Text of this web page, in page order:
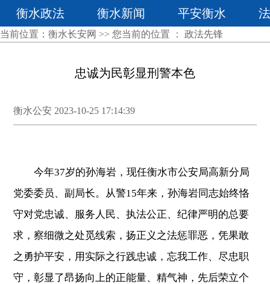
衡水政法 衡水新闻 平安衡水
当前位置： 衡水长安网 >> 您当前的位置 ： 政法先锋
忠诚为民彰显刑警本色
衡水公安 2023-10-25 17:14:39
今年37岁的孙海岩，现任衡水市公安局高新分局
党委委员、副局长。从警15年来，孙海岩同志始终恪
守对党忠诚、服务人民、执法公正、纪律严明的总要
求，察细微之处觅线索，扬正义之法惩罪恶，凭果敢
之勇护平安，用实际之行践忠诚，忘我工作、尽忠职
守，彰显了昂扬向上的正能量、精气神，先后荣立个